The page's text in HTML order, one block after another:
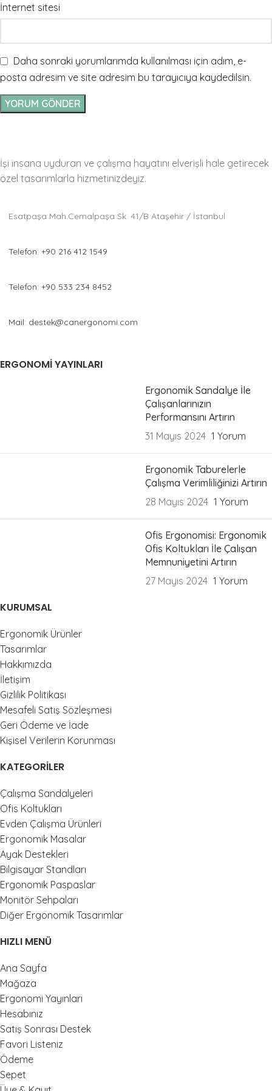
İnternet sitesi
Daha sonraki yorumlarımda kullanılması için adım, e-
posta adresim ve site adresim bu tarayıcıya kaydedilsin.
İşi insana uyduran ve çalışma hayatını elverişli hale getirecek
özel tasarımlarla hizmetinizdeyiz.
Esatpaşa Mah.Cemalpaşa Sk. 41/B Ataşehir / İstanbul
Telefon: +90 216 412 1549
Telefon: +90 533 234 8452
Mail: destek@canergonomi.com
ERGONOMI YAYINLARI
Ergonomik Sandalye İle
Çalışanlarınızın
Performansını Artırın
31 Mayıs 2024 1 Yorum
Ergonomik Taburelerle
Çalışma Verimliliğinizi Artırın
28 Mayıs 2024 1 Yorum
Ofis Ergonomisi: Ergonomik
Ofis Koltukları İle Çalışan
Memnuniyetini Artırın
27 Mayıs 2024 1 Yorum
KURUMSAL
Ergonomik Ürünler
Tasarımlar
Hakkımızda
İletişim
Gizlilik Politikası
Mesafeli Satış Sözleşmesi
Geri Ödeme ve İade
Kişisel Verilerin Korunması
KATEGORILER
Çalışma Sandalyeleri
Ofis Koltukları
Evden Çalışma Ürünleri
Ergonomik Masalar
Ayak Destekleri
Bilgisayar Standları
Ergonomik Paspaslar
Monitör Sehpaları
Diğer Ergonomik Tasarımlar
HIZLI MENÜ
Ana Sayfa
Mağaza
Ergonomi Yayınları
Hesabınız
Satış Sonrası Destek
Favori Listeniz
Ödeme
Sepet